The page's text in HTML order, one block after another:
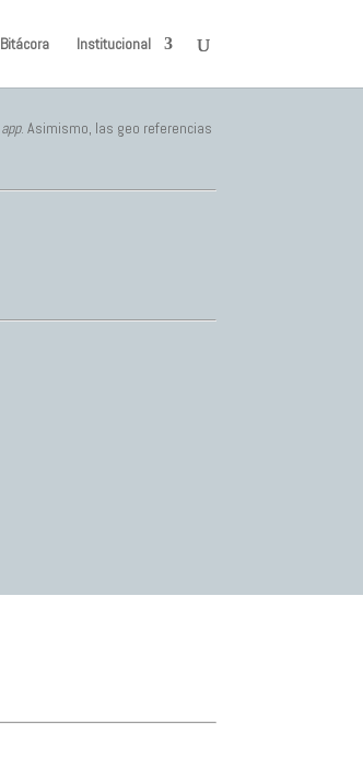
Bitácora Institucional
app. Asimismo, las geo referencias